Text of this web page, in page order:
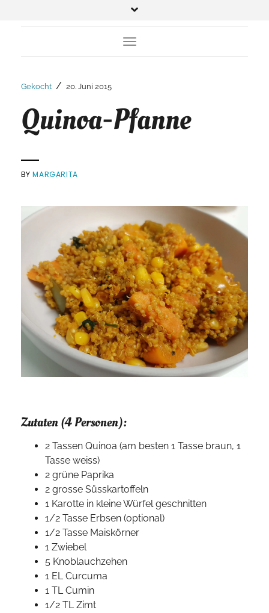
Toggle Navigation
Gekocht / 20. Juni 2015
Quinoa-Pfanne
BYMARGARITA
Zutaten (4 Personen):
2 Tassen Quinoa (am besten 1 Tasse braun, 1
Tasse weiss)
2 grüne Paprika
2 grosse Süsskartoffeln
1 Karotte in kleine Würfel geschnitten
1/2 Tasse Erbsen (optional)
1/2 Tasse Maiskörner
1 Zwiebel
5 Knoblauchzehen
1 EL Curcuma
1 TL Cumin
1/2 TL Zimt